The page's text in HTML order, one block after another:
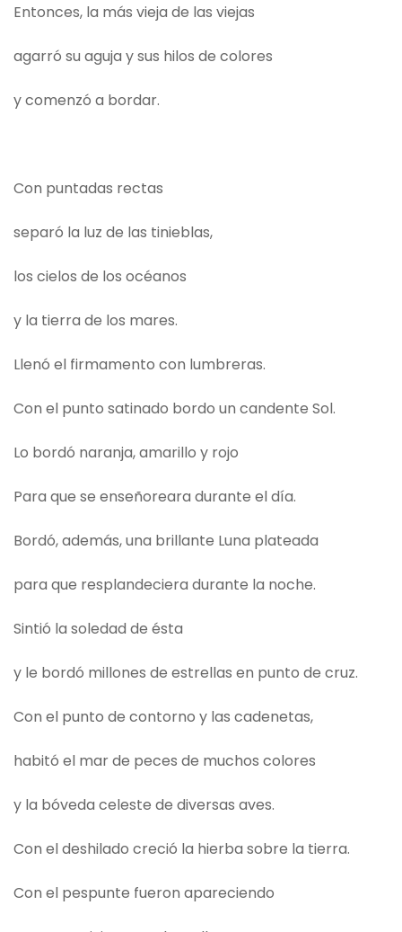
Entonces, la más vieja de las viejas
agarró su aguja y sus hilos de colores
y comenzó a bordar.
Con puntadas rectas
separó la luz de las tinieblas,
los cielos de los océanos
y la tierra de los mares.
Llenó el firmamento con lumbreras.
Con el punto satinado bordo un candente Sol.
Lo bordó naranja, amarillo y rojo
Para que se enseñoreara durante el día.
Bordó, además, una brillante Luna plateada
para que resplandeciera durante la noche.
Sintió la soledad de ésta
y le bordó millones de estrellas en punto de cruz.
Con el punto de contorno y las cadenetas,
habitó el mar de peces de muchos colores
y la bóveda celeste de diversas aves.
Con el deshilado creció la hierba sobre la tierra.
Con el pespunte fueron apareciendo